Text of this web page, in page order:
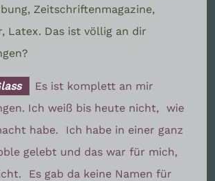
Zeitschriftenmagazine,
Latex. Das ist völlig an dir
Es ist komplett an mir
Ich weiß bis heute nicht,
wie
habe.
Ich habe in einer ganz
gelebt und das war für mich,
Es gab da keine Namen für